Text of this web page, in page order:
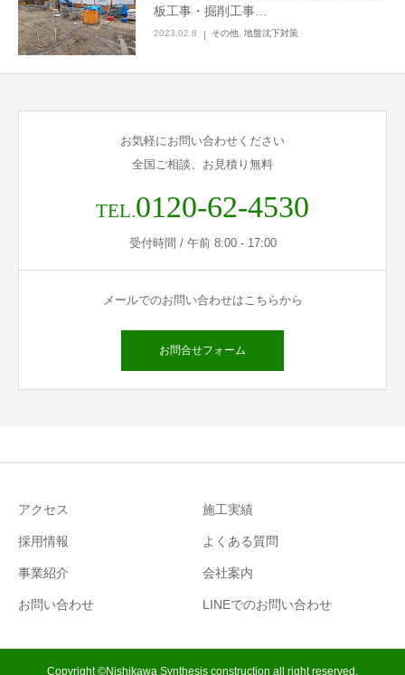
板工事・掘削工事…
2023.02.8 その他 地盤沈下対策
お気軽にお問い合わせください
全国ご相談、お見積り無料
TEL.0120-62-4530
受付時間 / 午前 8:00 - 17:00
メールでのお問い合わせはこちらから
お問合せフォーム
アクセス 施工実績
採用情報 よくある質問
事業紹介 会社案内
お問い合わせ LINEでのお問い合わせ
Copyright ©Nishikawa Synthesis construction all right reserved.